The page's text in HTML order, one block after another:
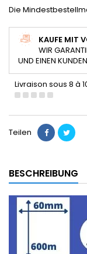
Die
KAUFE MIT
WIR
UND EINEN
Livraison sous 8 à
Teilen
BESCHREIBUNG